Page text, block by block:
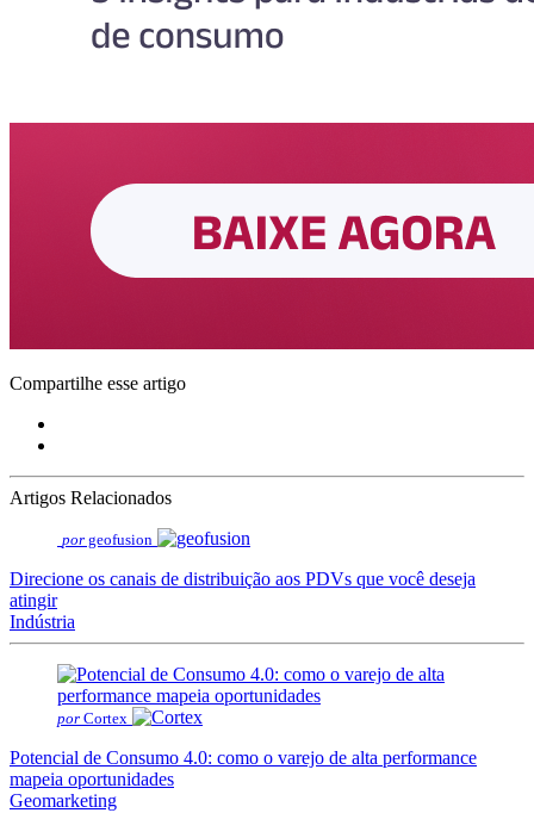
Compartilhe esse artigo
Artigos Relacionados
por geofusion
Direcione os canais de distribuição aos PDVs que você deseja
atingir
Indústria
por Cortex
Potencial de Consumo 4.0: como o varejo de alta performance
mapeia oportunidades
Geomarketing